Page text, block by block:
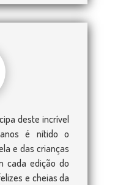
deste incrível
é nítido o
e das crianças
cada edição do
e cheias da